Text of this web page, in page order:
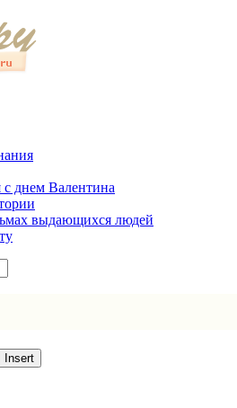
с днем Валентина
выдающихся людей
Insert